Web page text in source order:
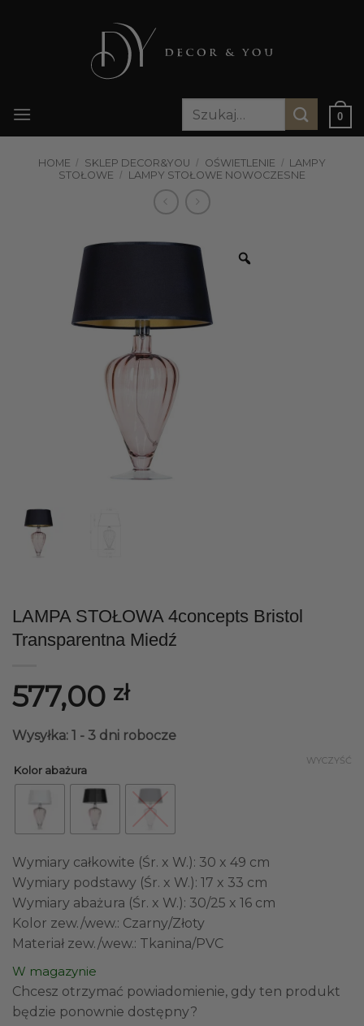
Szukaj:
0
HOME / SKLEP DECOR&YOU / OŚWIETLENIE / LAMPY
STOŁOWE / LAMPY STOŁOWE NOWOCZESNE
LAMPA STOŁOWA 4concepts Bristol
Transparentna Miedź
577,00 zł
Wysyłka: 1 - 3 dni robocze
Kolor abażura
WYCZYŚĆ
Wymiary całkowite (Śr. x W.): 30 x 49 cm
Wymiary podstawy (Śr. x W.): 17 x 33 cm
Wymiary abażura (Śr. x W.): 30/25 x 16 cm
Kolor zew./wew.: Czarny/Złoty
Materiał zew./wew.: Tkanina/PVC
W magazynie
Chcesz otrzymać powiadomienie, gdy ten produkt
będzie ponownie dostępny?